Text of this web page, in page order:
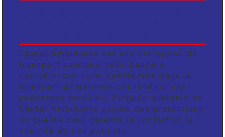
Castel Ambulance est une entreprise de
transport sanitaire assis basée à
Courville-sur-Eure. Spécialisée dans le
transport de patients nécessitant une
assistance médicale, l'équipe qualifiée de
Castel Ambulance assure des prestations
de qualité pour garantir le confort et la
sécurité de ses patients.